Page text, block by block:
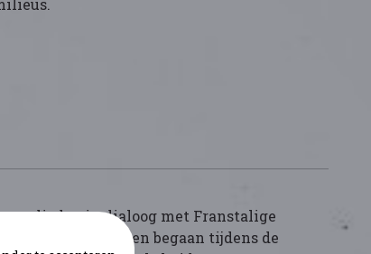
studiedag in dialoog met Franstalige
als de fouten begaan tijdens de